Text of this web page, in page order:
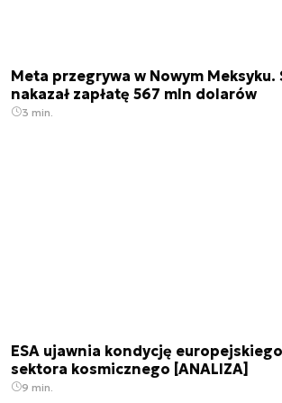
Meta przegrywa w Nowym Meksyku.
nakazał zapłatę 567 mln dolarów
3 min.
ESA ujawnia kondycję europejskiego
sektora kosmicznego [ANALIZA]
9 min.